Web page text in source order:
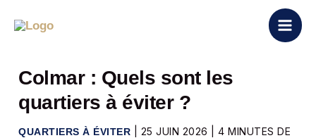
Colmar : Quels sont les
quartiers à éviter ?
QUARTIERS À ÉVITER 25 JUIN 2026 |4 MINUTES DE